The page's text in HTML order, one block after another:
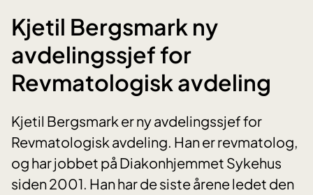
Kjetil Bergsmark ny
avdelingssjef for
Revmatologisk avdeling
Kjetil Bergsmark er ny avdelingssjef for
Revmatologisk avdeling. Han er revmatolog,
og har jobbet på Diakonhjemmet Sykehus
siden 2001. Han har de siste årene ledet den